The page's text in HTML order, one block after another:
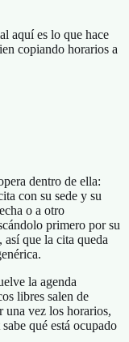
aquí es lo que hace
copiando horarios a
dentro de ella:
con su sede y su
o a otro
primero por su
que la cita queda
la agenda
libres salen de
una vez los horarios,
qué está ocupado